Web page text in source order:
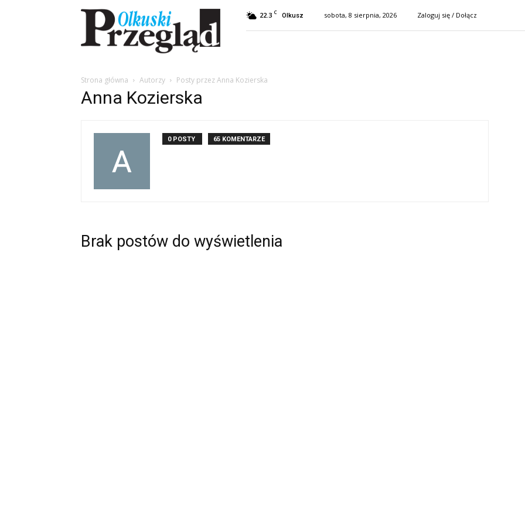
Przegląd
Olkuski
22.3 C Olkusz sobota, 8 sierpnia, 2026 Zaloguj się / Dołącz
Strona główna Autorzy Posty przez Anna Kozierska
Anna Kozierska
0 POSTY 65 KOMENTARZE
Brak postów do wyświetlenia